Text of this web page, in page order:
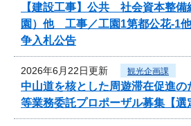
【建設工事】公共 社会資本整備
園）他 工事／工園1第都公花-1
争入札公告
2026年6月22日更新 観光企画課
中山道を核とした周遊滞在促進の
等業務委託プロポーザル募集【選